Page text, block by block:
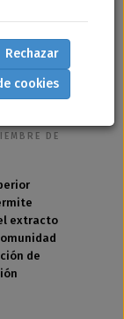
DE
extracto
de
Rechazar
cookies